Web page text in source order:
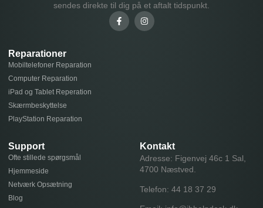
sendes direkte til dig på et aftalt tidspunkt.
Reparationer
Mobiltelefoner Reparation
Computer Reparation
iPad og Tablet Reperation
Skærmbeskyttelse
PlayStation Reparation
Support
Ofte stillede spørgsmål
Hjemmeside
Netværk Opsætning
Blog
Kontakt
Adresse: Figenvej 46c 1 Sal,
4700 Næstved.
Telefon: 44 18 37 29